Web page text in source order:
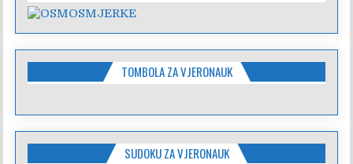
TOMBOLA ZA VJERONAUK
SUDOKU ZA VJERONAUK